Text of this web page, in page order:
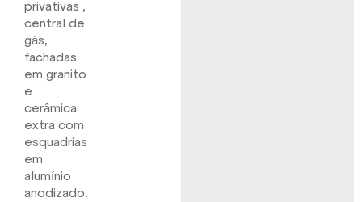
privativas ,
central de
gás,
fachadas
em granito
e
cerâmica
extra com
esquadrias
em
alumínio
anodizado.